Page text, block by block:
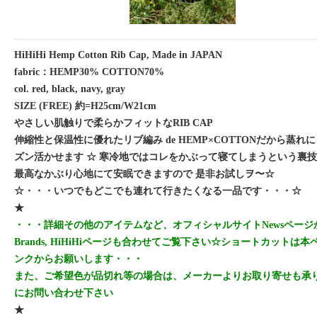
HiHiHi Hemp Cotton Rib Cap, Made in JAPAN
fabric：HEMP30% COTTON70%
col. red, black, navy, gray
SIZE (FREE) 約=H25cm/W21cm
やさしい肌触りで柔らかフィットなRIB CAP
伸縮性と保温性に優れたリブ編み de HEMP×COTTONだから蒸れ
ズン活かせます ☆ 寒冷地ではコレをかぶって寝てしまうという裏
最高なかぶり心地にて安眠できますので 是非お試しヲ〜☆
☆・・・いつでもどこでも連れて行きたくなる一品です・・・☆
★
・・・詳細その他のアイテムなど、オフィシャルサイトNewsペー
Brands, HiHiHiページも合わせてご覧下さい☆ショートカットは本
ンクからお願いします・・・
また、ご希望色が品切れ等の場合は、メーカーよりお取り寄せも承
にお問い合わせ下さい
★